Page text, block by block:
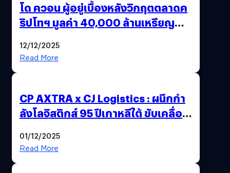
โด ควอน ผู้อยู่เบื้องหลังวิกฤตตลาดค
ริปโทฯ มูลค่า 40,000 ล้านเหรียญ
12/12/2025
Read More
CP AXTRA x CJ Logistics : ผนึกกำ
ลังโลจิสติกส์ 95 ปีเกาหลีใต้ ขับเคลื่อน
01/12/2025
Read More